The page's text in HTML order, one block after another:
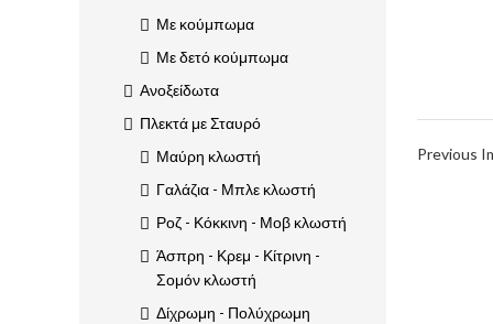
Previous
Με κούμπωμα
Με δετό κούμπωμα
Ανοξείδωτα
Πλεκτά με Σταυρό
Μαύρη κλωστή
Γαλάζια - Μπλε κλωστή
Ροζ - Κόκκινη - Μοβ κλωστή
Άσπρη - Κρεμ - Κίτρινη -
Σομόν κλωστή
Δίχρωμη - Πολύχρωμη